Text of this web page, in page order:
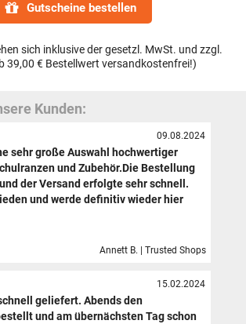
Gutscheine bestellen
sich inklusive der gesetzl. MwSt. und zzgl.
39,00 € Bestellwert versandkostenfrei!)
Kunden:
09.08.2024
sehr große Auswahl hochwertiger
und Zubehör.Die Bestellung
der Versand erfolgte sehr schnell.
und werde definitiv wieder hier
Annett B. | Trusted Shops
15.02.2024
geliefert. Abends den
und am übernächsten Tag schon